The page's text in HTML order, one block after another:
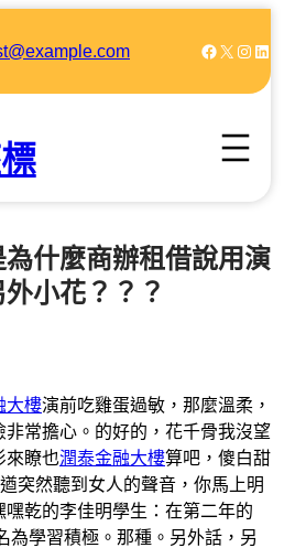
Facebook X Instagram LinkedIn
什麼商辦租借說用演
小花？？？
大樓演前吃雞蛋過敏，那麼溫柔，
非常擔心。的好的，花千骨我沒望
來瞭也潤泰金融大樓算吧，傻白甜
突然聽到女人的聲音，你馬上明
嘿乾的李佳明學生：在第二年的
為學習積極。那種。另外話，另